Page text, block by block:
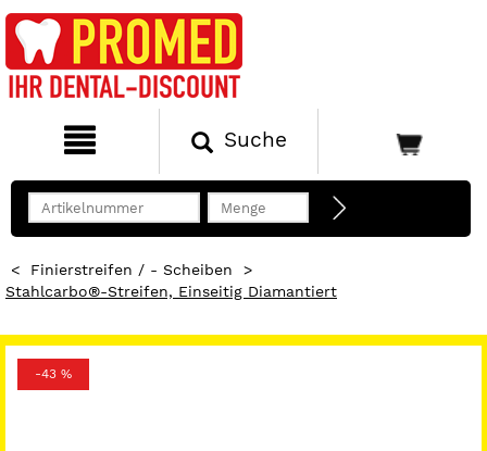
Suche
< Finierstreifen / - Scheiben
>
Stahlcarbo®-Streifen, Einseitig Diamantiert
-43 %